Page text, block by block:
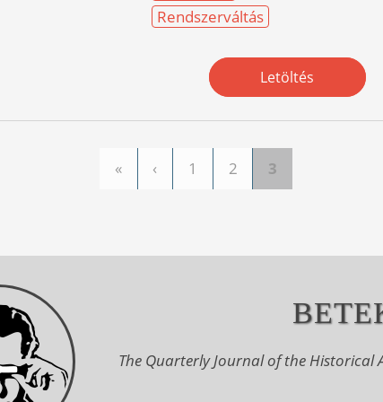
Rendszerváltás
Letöltés
« ‹ 1 2 3
The Quarterly Journal of the Historical